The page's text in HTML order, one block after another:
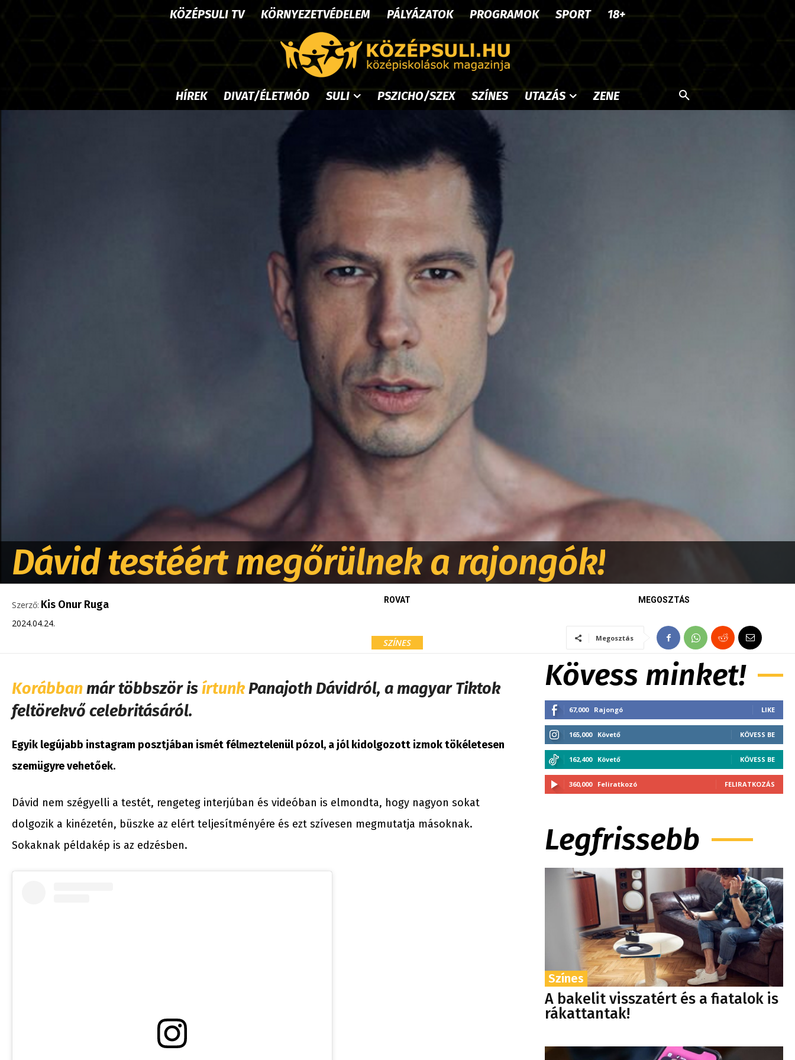
KÖZÉPSULI TV KÖRNYEZETVÉDELEM PÁLYÁZATOK PROGRAMOK SPORT 18+
HÍREK DIVAT/ÉLETMÓD SULI PSZICHO/SZEX SZÍNES UTAZÁS ZENE
Dávid testéért megőrülnek a rajongók!
Szerző: Kis Onur Ruga
2024.04.24.
ROVAT
SZÍNES
MEGOSZTÁS
Megosztás
Korábbanmár többször isírtunkPanajoth Dávidról, a magyar Tiktok
feltörekvő celebritásáról.
Egyik legújabb instagram posztjában ismét félmeztelenül pózol, a jól kidolgozott izmok tökéletesen
szemügyre vehetőek.
Dávid nem szégyelli a testét, rengeteg interjúban és videóban is elmondta, hogy nagyon sokat
dolgozik a kinézetén, büszke az elért teljesítményére és ezt szívesen megmutatja másoknak.
Sokaknak példakép is az edzésben.
Kövess minket!
67,000 Rajongó LIKE
165,000 Követő KÖVESS BE
162,400 Követő KÖVESS BE
360,000 Feliratkozó FELIRATKOZÁS
Legfrissebb
Színes
A bakelit visszatért és a fiatalok is
rákattantak!